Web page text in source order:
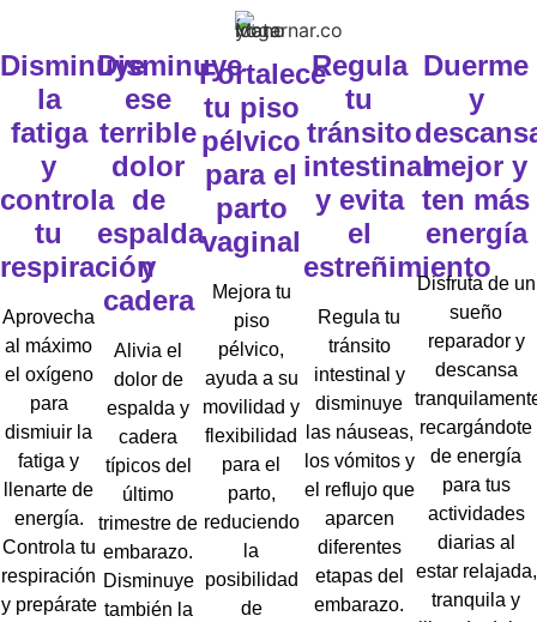
Disminuye
la
fatiga
y
controla
tu
respiración
Aprovecha
al máximo
el oxígeno
para
dismiuir la
fatiga y
llenarte de
energía.
Controla tu
respiración
y prepárate
Disminuye
ese
terrible
dolor
de
espalda
y
cadera
Alivia el
dolor de
espalda y
cadera
típicos del
último
trimestre de
embarazo.
Disminuye
también la
Fortalece
tu piso
pélvico
para el
parto
vaginal
Mejora tu
piso
pélvico,
ayuda a su
movilidad y
flexibilidad
para el
parto,
reduciendo
la
posibilidad
de
Regula
tu
tránsito
intestinal
y evita
el
estreñimiento
Regula tu
tránsito
intestinal y
disminuye
las náuseas,
los vómitos y
el reflujo que
aparcen
diferentes
etapas del
embarazo.
Duerme
y
mejor y
ten más
energía
Disfruta de un
sueño
reparador y
descansa
recargándote
de energía
para tus
actividades
diarias al
estar relajada,
tranquila y